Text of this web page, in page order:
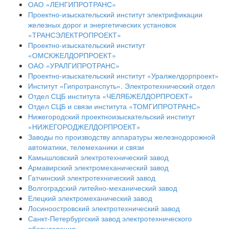
ОАО «ЛЕНГИПРОТРАНС»
Проектно-изыскательский институт электрификации
железных дорог и энергетических установок
«ТРАНСЭЛЕКТРОПРОЕКТ»
Проектно-изыскательский институт
«ОМСКЖЕЛДОРПРОЕКТ»
ОАО «УРАЛГИПРОТРАНС»
Проектно-изыскательский институт «Уралжелдорпроект»
Институт «Гипротранспуть». Электротехнический отдел
Отдел СЦБ института «ЧЕЛЯБЖЕЛДОРПРОЕКТ»
Отдел СЦБ и связи института «ТОМГИПРОТРАНС»
Нижегородский проектноизыскательский институт
«НИЖЕГОРОДЖЕЛДОРПРОЕКТ»
Заводы по производству аппаратуры железнодорожной
автоматики, телемеханики и связи
Камышловский электротехнический завод
Армавирский электромеханический завод
Гатчинский электротехнический завод
Волгоградский литейно-механический завод
Елецкий электромеханический завод
Лосиноостровский электротехнический завод
Санкт-Петербургский завод электротехнического